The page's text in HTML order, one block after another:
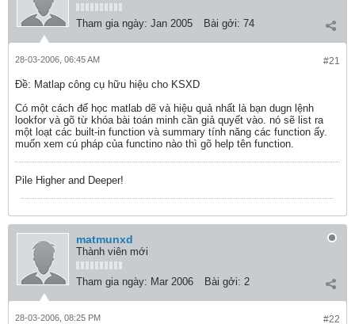
Tham gia ngày: Jan 2005 Bài gởi: 74
#21
28-03-2006, 06:45 AM
Ðề: Matlap công cụ hữu hiệu cho KSXD
Có một cách để học matlab dẽ và hiệu quả nhất là bạn dugn lệnh
lookfor và gõ từ khóa bài toán minh cần giả quyết vào. nó sẽ list ra
một loạt các built-in function và summary tính năng các function ấy.
muốn xem cú pháp của functino nào thì gõ help tên function.
Pile Higher and Deeper!
matmunxd
Thành viên mới
Tham gia ngày: Mar 2006 Bài gởi: 2
#22
28-03-2006, 08:25 PM